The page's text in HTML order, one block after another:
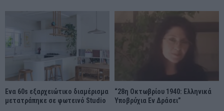
Ένα 60s εξαρχειώτικο διαμέρισμα
μετατράπηκε σε φωτεινό Studio
“28η Οκτωβρίου 1940: Ελληνικά
Υποβρύχια Εν Δράσει”